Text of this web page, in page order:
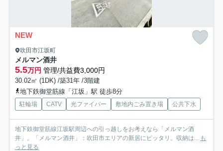
NEW
吹田市江坂町
メルマン酒井
5.5万円 管理/共益費3,000円
30.02㎡ (1DK) /築31年 /3階建
地下鉄御堂筋線「江坂」駅 徒歩8分
駐輪場 CATV 光ファイバー 敷地内ごみ置き場 公共下水
地下鉄御堂筋線江坂駅周辺への引っ越しをお考えなら「メルマン酒
井」。「メルマン酒井」：吹田市エリアの新居にピッタリ。収納は...
も
っと見る